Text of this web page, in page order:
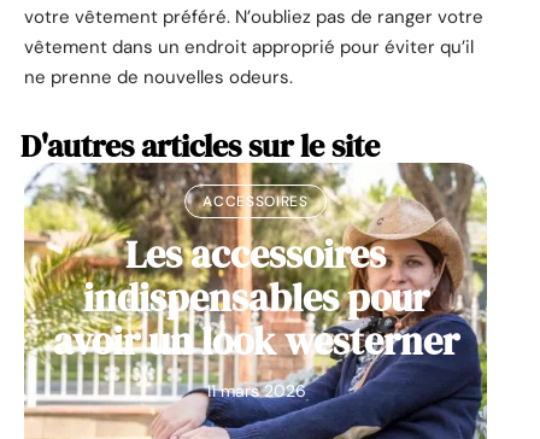
votre vêtement préféré. N’oubliez pas de ranger votre
vêtement dans un endroit approprié pour éviter qu’il
ne prenne de nouvelles odeurs.
D'autres articles sur le site
ACCESSOIRES
Les accessoires
indispensables pour
avoir un look westerner
11 mars 2026